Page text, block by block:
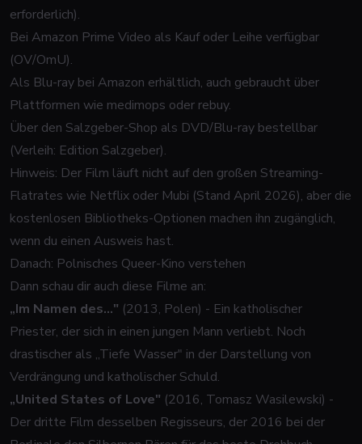
erforderlich).
Bei Amazon Prime Video als Kauf oder Leihe verfügbar
(OV/OmU).
Als Blu-ray bei Amazon erhältlich, auch gebraucht über
Plattformen wie medimops oder rebuy.
Über den Salzgeber-Shop als DVD/Blu-ray bestellbar
(Verleih: Edition Salzgeber).
Hinweis: Der Film läuft nicht auf den großen Streaming-
Flatrates wie Netflix oder Mubi (Stand April 2026), aber die
kostenlosen Bibliotheks-Optionen machen ihn zugänglich,
wenn du einen Ausweis hast.
Danach: Polnisches Queer-Kino verstehen
Dann schau dir auch diese Filme an:
„Im Namen des..." (2013, Polen) - Ein katholischer
Priester, der sich in einen jungen Mann verliebt. Noch
drastischer als „Tiefe Wasser" in der Darstellung von
Verdrängung und katholischer Schuld.
„United States of Love" (2016, Tomasz Wasilewski) -
Der dritte Film desselben Regisseurs, der 2016 bei der